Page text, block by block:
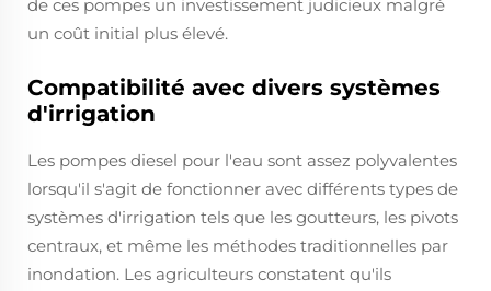
de ces pompes un investissement judicieux malgré
un coût initial plus élevé.
Compatibilité avec divers systèmes
d'irrigation
Les pompes diesel pour l'eau sont assez polyvalentes
lorsqu'il s'agit de fonctionner avec différents types de
systèmes d'irrigation tels que les goutteurs, les pivots
centraux, et même les méthodes traditionnelles par
inondation. Les agriculteurs constatent qu'ils